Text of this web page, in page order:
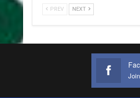
PREV NEXT